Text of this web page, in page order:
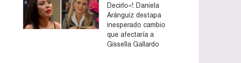
Decirlo»!: Daniela
Aránguiz destapa
inesperado cambio
que afectaría a
Gissella Gallardo